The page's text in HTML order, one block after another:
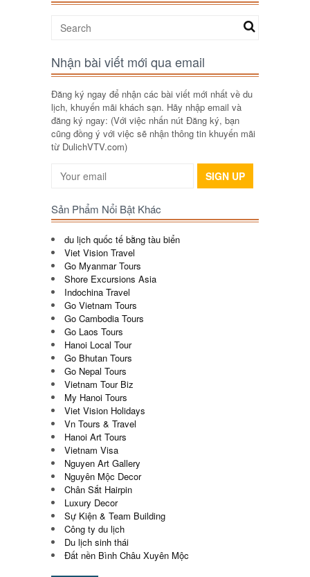
Nhận bài viết mới qua email
Đăng ký ngay để nhận các bài viết mới nhất về du
lịch, khuyến mãi khách sạn. Hãy nhập email và
đăng ký ngay: (Với việc nhấn nút Đăng ký, bạn
cũng đồng ý với việc sẽ nhận thông tin khuyến mãi
từ DulichVTV.com)
SIGN UP
Sản Phẩm Nổi Bật Khác
du lịch quốc tế bằng tàu biển
Viet Vision Travel
Go Myanmar Tours
Shore Excursions Asia
Indochina Travel
Go Vietnam Tours
Go Cambodia Tours
Go Laos Tours
Hanoi Local Tour
Go Bhutan Tours
Go Nepal Tours
Vietnam Tour Biz
My Hanoi Tours
Viet Vision Holidays
Vn Tours & Travel
Hanoi Art Tours
Vietnam Visa
Nguyen Art Gallery
Nguyên Mộc Decor
Chân Sắt Hairpin
Luxury Decor
Sự Kiện & Team Building
Công ty du lịch
Du lịch sinh thái
Đất nền Bình Châu Xuyên Mộc